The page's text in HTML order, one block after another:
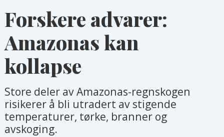
Forskere advarer:
Amazonas kan
kollapse
Store deler av Amazonas-regnskogen
risikerer å bli utradert av stigende
temperaturer, tørke, branner og
avskoging.